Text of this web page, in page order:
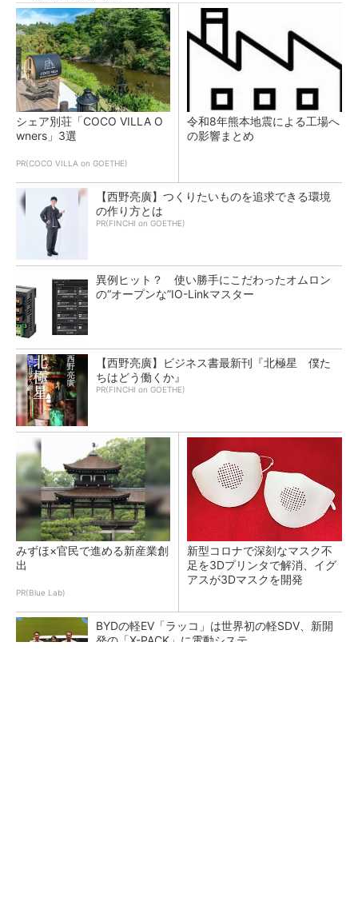
シェア別荘「COCO VILLA O
wners」3選
PR(COCO VILLA on GOETHE)
令和8年熊本地震による工場へ
の影響まとめ
【西野亮廣】つくりたいものを追求できる環境
の作り方とは
PR(FINCHI on GOETHE)
異例ヒット？ 使い勝手にこだわったオムロン
の“オープンな”IO-Linkマスター
【西野亮廣】ビジネス書最新刊『北極星 僕た
ちはどう働くか』
PR(FINCHI on GOETHE)
みずほ×官民で進める新産業創
出
PR(Blue Lab)
新型コロナで深刻なマスク不
足を3Dプリンタで解消、イグ
アスが3Dマスクを開発
BYDの軽EV「ラッコ」は世界初の軽SDV、新開
発の「X-PACK」に電動システ...